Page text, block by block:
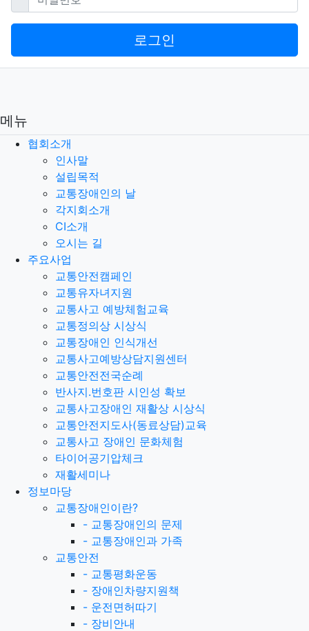
로그인
메뉴
협회소개
인사말
설립목적
교통장애인의 날
각지회소개
CI소개
오시는 길
주요사업
교통안전캠페인
교통유자녀지원
교통사고 예방체험교육
교통정의상 시상식
교통장애인 인식개선
교통사고예방상담지원센터
교통안전전국순례
반사지.번호판 시인성 확보
교통사고장애인 재활상 시상식
교통안전지도사(동료상담)교육
교통사고 장애인 문화체험
타이어공기압체크
재활세미나
정보마당
교통장애인이란?
- 교통장애인의 문제
- 교통장애인과 가족
교통안전
- 교통평화운동
- 장애인차량지원책
- 운전면허따기
- 장비안내